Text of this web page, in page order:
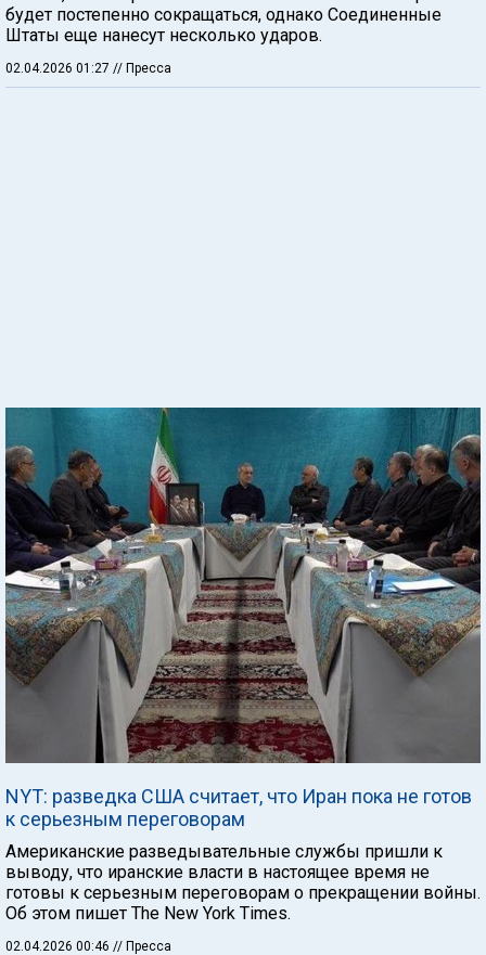
будет постепенно сокращаться, однако Соединенные
Штаты еще нанесут несколько ударов.
02.04.2026 01:27 // Пресса
NYT: разведка США считает, что Иран пока не готов
к серьезным переговорам
Американские разведывательные службы пришли к
выводу, что иранские власти в настоящее время не
готовы к серьезным переговорам о прекращении войны.
Об этом пишет The New York Times.
02.04.2026 00:46 // Пресса